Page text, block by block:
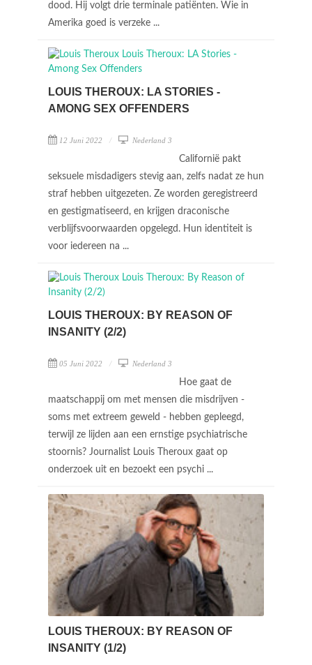
dood. Hij volgt drie terminale patiënten. Wie in
Amerika goed is verzeke ...
LOUIS THEROUX: LA STORIES -
AMONG SEX OFFENDERS
12 Juni 2022 Nederland 3
Californië pakt
seksuele misdadigers stevig aan, zelfs nadat ze hun
straf hebben uitgezeten. Ze worden geregistreerd
en gestigmatiseerd, en krijgen draconische
verblijfsvoorwaarden opgelegd. Hun identiteit is
voor iedereen na ...
LOUIS THEROUX: BY REASON OF
INSANITY (2/2)
05 Juni 2022 Nederland 3
Hoe gaat de
maatschappij om met mensen die misdrijven -
soms met extreem geweld - hebben gepleegd,
terwijl ze lijden aan een ernstige psychiatrische
stoornis? Journalist Louis Theroux gaat op
onderzoek uit en bezoekt een psychi ...
LOUIS THEROUX: BY REASON OF
INSANITY (1/2)